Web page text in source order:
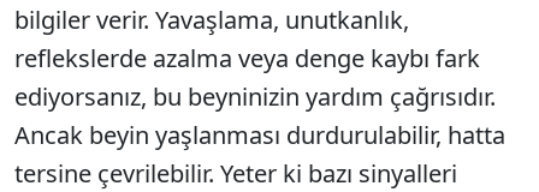
bilgiler verir. Yavaşlama, unutkanlık,
reflekslerde azalma veya denge kaybı fark
ediyorsanız, bu beyninizin yardım çağrısıdır.
Ancak beyin yaşlanması durdurulabilir, hatta
tersine çevrilebilir. Yeter ki bazı sinyalleri